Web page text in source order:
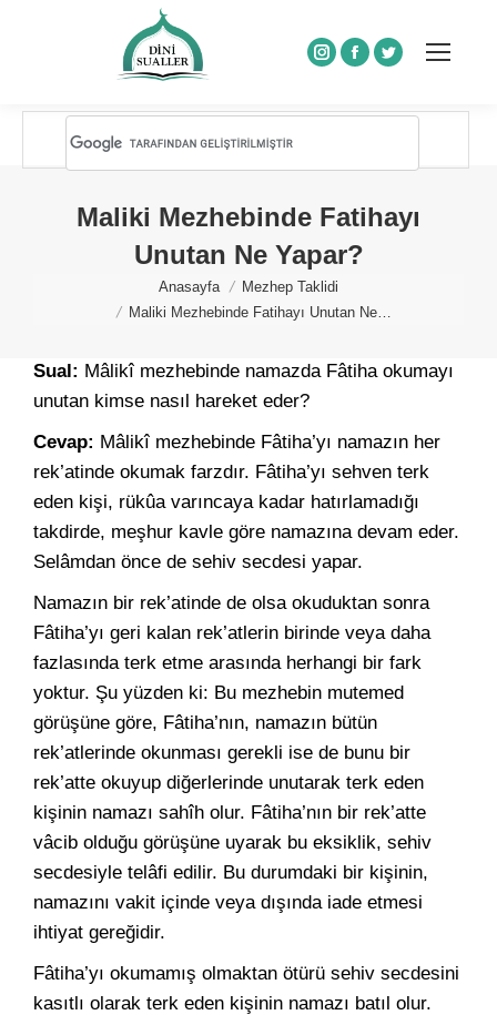
Instagram
Facebook
Twitter
Maliki Mezhebinde Fatihayı
Unutan Ne Yapar?
Anasayfa
Mezhep Taklidi
Maliki Mezhebinde Fatihayı Unutan Ne…
Sual: Mâlikî mezhebinde namazda Fâtiha okumayı
unutan kimse nasıl hareket eder?
Cevap: Mâlikî mezhebinde Fâtiha’yı namazın her
rek’atinde okumak farzdır. Fâtiha’yı sehven terk
eden kişi, rükûa varıncaya kadar hatırlamadığı
takdirde, meşhur kavle göre namazına devam eder.
Selâmdan önce de sehiv secdesi yapar.
Namazın bir rek’atinde de olsa okuduktan sonra
Fâtiha’yı geri kalan rek’atlerin birinde veya daha
fazlasında terk etme arasında herhangi bir fark
yoktur. Şu yüzden ki: Bu mezhebin mutemed
görüşüne göre, Fâtiha’nın, namazın bütün
rek’atlerinde okunması gerekli ise de bunu bir
rek’atte okuyup diğerlerinde unutarak terk eden
kişinin namazı sahîh olur. Fâtiha’nın bir rek’atte
vâcib olduğu görüşüne uyarak bu eksiklik, sehiv
secdesiyle telâfi edilir. Bu durumdaki bir kişinin,
namazını vakit içinde veya dışında iade etmesi
ihtiyat gereğidir.
Fâtiha’yı okumamış olmaktan ötürü sehiv secdesini
kasıtlı olarak terk eden kişinin namazı batıl olur.